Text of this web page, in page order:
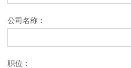
公司名称：
职位：